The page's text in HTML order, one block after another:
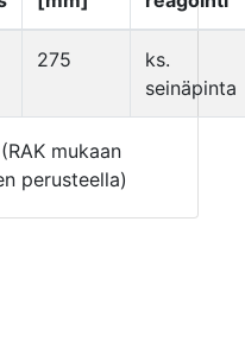
275
ks.
seinäpinta
mukaan
perusteella)